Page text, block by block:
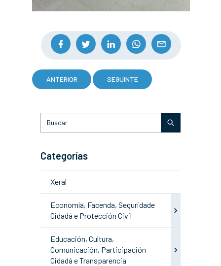
ANTERIOR SEGUINTE
Categorías
Xeral
Economía, Facenda, Seguridade
Cidadá e Protección Civil
Educación, Cultura,
Comunicación, Participación
Cidadá e Transparencia